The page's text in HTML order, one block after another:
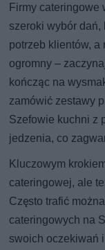
Firmy cateringowe
szeroki wybór
potrzeb klientów, a
ogromny –
kończąc na
zamówić zestawy
Szefowie kuchni z
jedzenia, co
Kluczowym
cateringowej, ale
Często trafić
cateringowych na
swoich oczekiwań